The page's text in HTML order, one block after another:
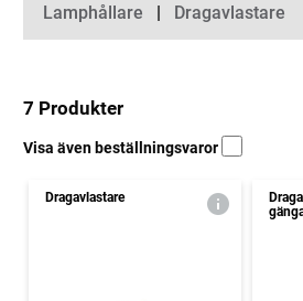
Lamphållare Dragavlastare
7 Produkter
Visa även beställningsvaror
Dragavlastare